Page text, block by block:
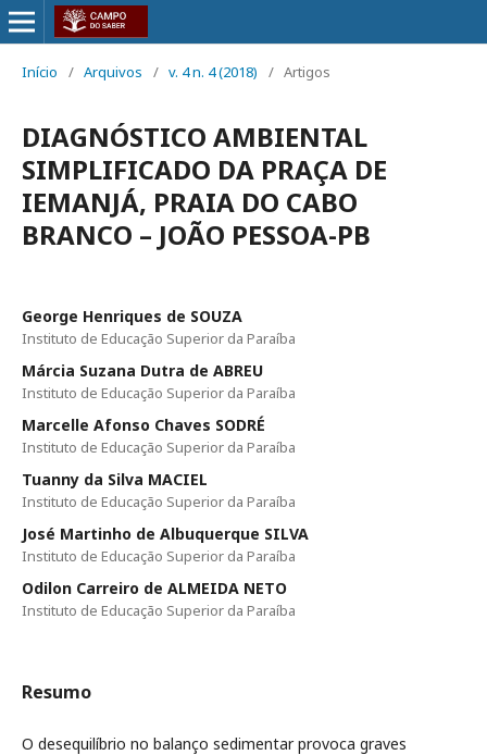
Início / Arquivos / v. 4 n. 4 (2018) / Artigos
DIAGNÓSTICO AMBIENTAL
SIMPLIFICADO DA PRAÇA DE
IEMANJÁ, PRAIA DO CABO
BRANCO – JOÃO PESSOA-PB
George Henriques de SOUZA
Instituto de Educação Superior da Paraíba
Márcia Suzana Dutra de ABREU
Instituto de Educação Superior da Paraíba
Marcelle Afonso Chaves SODRÉ
Instituto de Educação Superior da Paraíba
Tuanny da Silva MACIEL
Instituto de Educação Superior da Paraíba
José Martinho de Albuquerque SILVA
Instituto de Educação Superior da Paraíba
Odilon Carreiro de ALMEIDA NETO
Instituto de Educação Superior da Paraíba
Resumo
O desequilíbrio no balanço sedimentar provoca graves